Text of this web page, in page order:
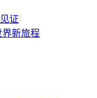
证
界新旅程